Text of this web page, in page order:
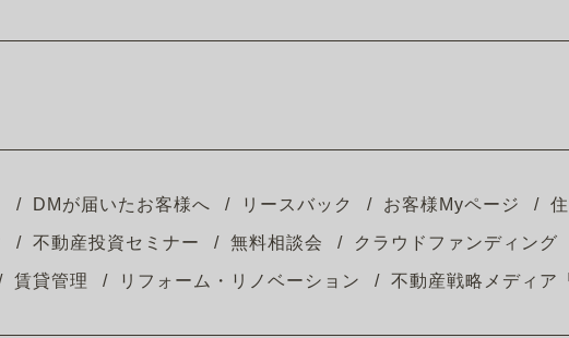
DMが届いたお客様へ リースバック お客様Myページ
不動産投資セミナー 無料相談会 クラウドファンディング
賃貸管理 リフォーム・リノベーション 不動産戦略メディア